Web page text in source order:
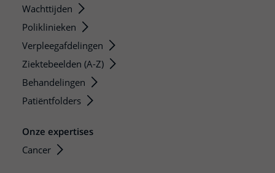
Wachttijden
Poliklinieken
Verpleegafdelingen
Ziektebeelden (A-Z)
Behandelingen
Patiëntfolders
Onze expertises
Cancer